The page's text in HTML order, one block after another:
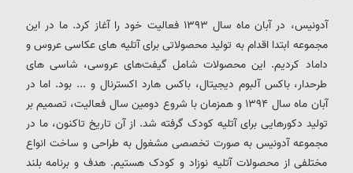
آدونیس، در آبان ماه سال 1393 فعالیت خود را آغاز کرد. ما در این
مجموعه ابتدا اقدام به تولید محصولاتی برای آتلیه های عکاسی عروس و
داماد کردیم. این محصولات شامل گیفت‌های عروسی، شاسی های
طرحدار، باکس آلبوم دیجیتال، باکس هارد اکسترنال و ... بود. اما در
آبان ماه سال 1394 و همزمان با شروع دومین سال فعالیت، تصمیم بر
تولید دکورهایی برای آتلیه کودک گرفته شد. از آن تاریخ تاکنون، ما در
مجموعه آدونیس به صورت تخصصی مشغول به طراحی و ساخت انواع
مختلفی از محصولات آتلیه نوزاد و کودک هستیم. هدف و برنامه بلند